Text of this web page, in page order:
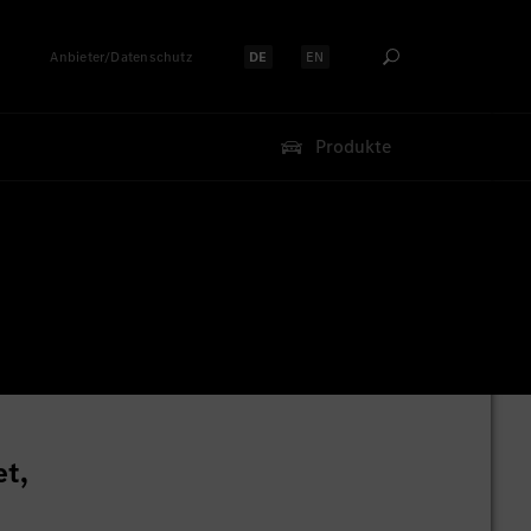
Anbieter/Datenschutz Sprache auswählen:
DE Sprache auswählen:
EN
Produkte